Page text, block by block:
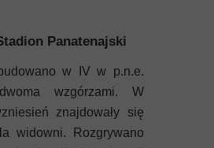
Mykeny
Nisyros
Panatenajski
w IV w p.n.e.
wzgórzami. W
znajdowały się
widowni. Rozgrywano